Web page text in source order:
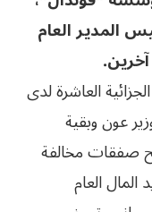
المدير العام
العاشرة لدى
عون وبقية
صفقات مخالفة
العام